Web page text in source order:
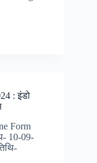
: इंडो
Form
10-09-